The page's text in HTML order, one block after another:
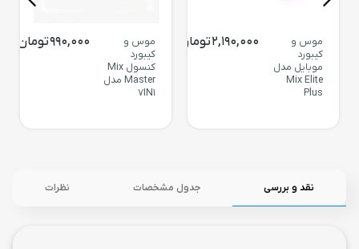
موس و
کیبورد
موبایل مدل
Mix Elite
Plus
2,190,000تومان
موس و
کیبورد
کنسول Mix
Master مدل
7IN1
990,000تومان
نقد و بررسی جدول مشخصات نظرات